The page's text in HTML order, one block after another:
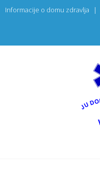
SkipInformacije o domu zdravlja |